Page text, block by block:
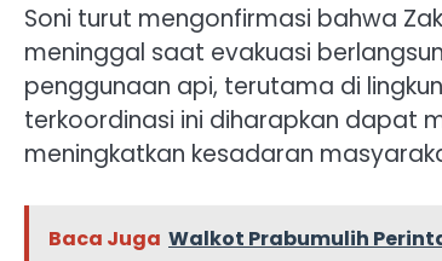
Soni turut mengonfirmasi bahwa
meninggal saat evakuasi
penggunaan api, terutama di
terkoordinasi ini diharapkan dapat
meningkatkan kesadaran
Baca Juga Walkot Prabumulih